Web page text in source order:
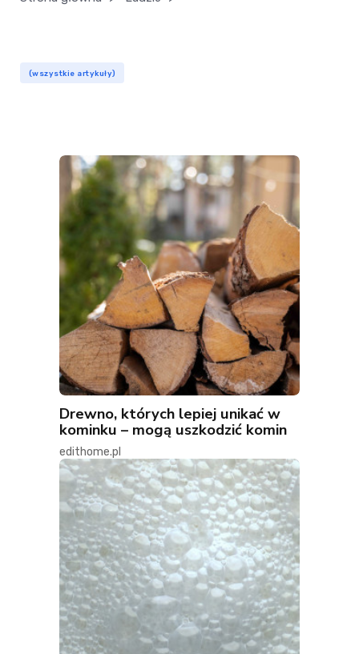
(wszystkie artykuły)
Drewno, których lepiej unikać w
kominku – mogą uszkodzić komin
edithome.pl